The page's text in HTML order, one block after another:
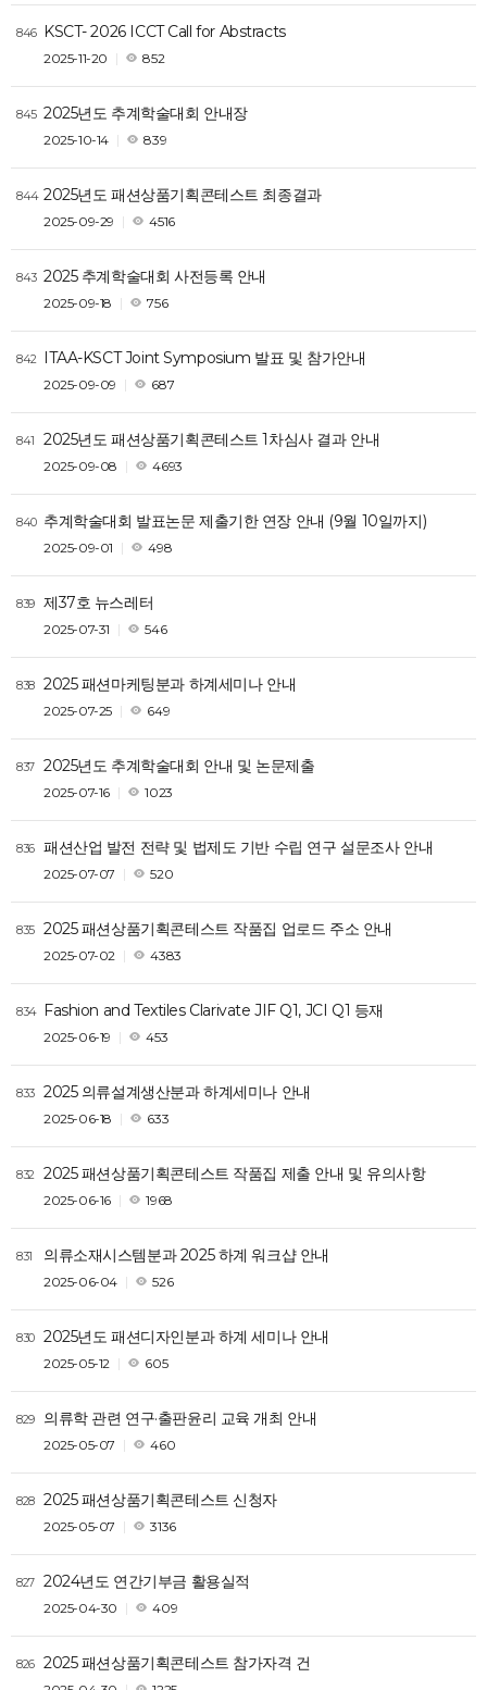
846 KSCT- 2026 ICCT Call for Abstracts
2025-11-20 852
845 2025년도 추계학술대회 안내장
2025-10-14 839
844 2025년도 패션상품기획콘테스트 최종결과
2025-09-29 4516
843 2025 추계학술대회 사전등록 안내
2025-09-18 756
842 ITAA-KSCT Joint Symposium 발표 및 참가안내
2025-09-09 687
841 2025년도 패션상품기획콘테스트 1차심사 결과 안내
2025-09-08 4693
840 추계학술대회 발표논문 제출기한 연장 안내 (9월 10일까지)
2025-09-01 498
839 제37호 뉴스레터
2025-07-31 546
838 2025 패션마케팅분과 하계세미나 안내
2025-07-25 649
837 2025년도 추계학술대회 안내 및 논문제출
2025-07-16 1023
836 패션산업 발전 전략 및 법제도 기반 수립 연구 설문조사 안내
2025-07-07 520
835 2025 패션상품기획콘테스트 작품집 업로드 주소 안내
2025-07-02 4383
834 Fashion and Textiles Clarivate JIF Q1, JCI Q1 등재
2025-06-19 453
833 2025 의류설계생산분과 하계세미나 안내
2025-06-18 633
832 2025 패션상품기획콘테스트 작품집 제출 안내 및 유의사항
2025-06-16 1968
831 의류소재시스템분과 2025 하계 워크샵 안내
2025-06-04 526
830 2025년도 패션디자인분과 하계 세미나 안내
2025-05-12 605
829 의류학 관련 연구·출판윤리 교육 개최 안내
2025-05-07 460
828 2025 패션상품기획콘테스트 신청자
2025-05-07 3136
827 2024년도 연간기부금 활용실적
2025-04-30 409
826 2025 패션상품기획콘테스트 참가자격 건